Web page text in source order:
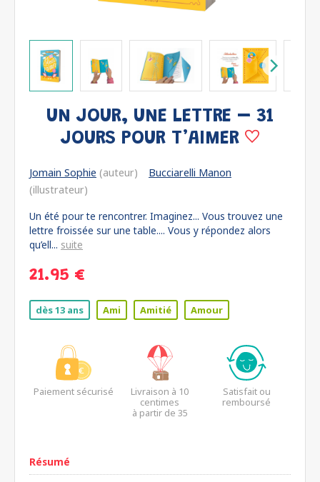
UN JOUR, UNE LETTRE – 31
JOURS POUR T’AIMER
Jomain Sophie (auteur)
Bucciarelli Manon
(illustrateur)
Un été pour te rencontrer. Imaginez... Vous trouvez une
lettre froissée sur une table.... Vous y répondez alors
qu’ell... suite
21.95 €
dès 13 ans Ami Amitié Amour
Paiement sécurisé
Livraison à 10
centimes
à partir de 35
Satisfait ou
remboursé
Résumé